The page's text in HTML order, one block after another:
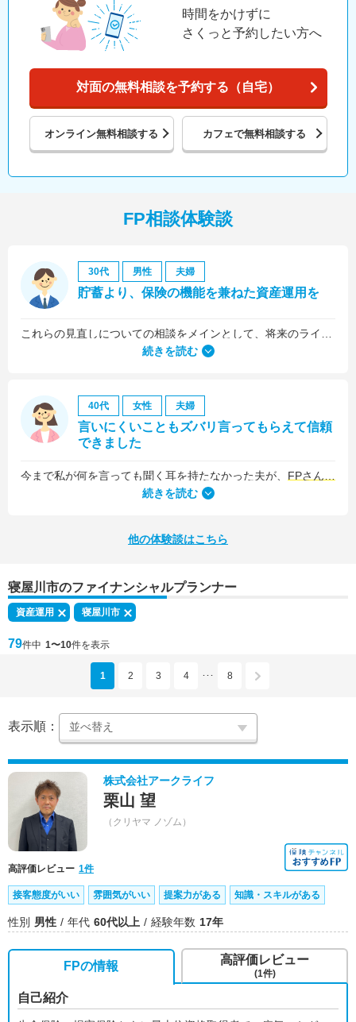
時間をかけずに
さくっと予約したい方へ
対面の無料相談を予約する（自宅）
オンライン無料相談する カフェで無料相談する
FP相談体験談
30代 男性 夫婦
貯蓄より、保険の機能を兼ねた資産運用を
続きを読む
40代 女性 夫婦
言いにくいこともズバリ言ってもらえて信頼
できました
今まで私が何を言っても聞く耳を持たなかった夫が、 FPさんの提案はプロの意見として素直に聞き入れてくれました
続きを読む
他の体験談はこちら
寝屋川市のファイナンシャルプランナー
資産運用 寝屋川市
79件中 1〜10件を表示
1 2 3 4 ･･･ 8
表示順：
株式会社アークライフ
栗山 望
（クリヤマ ノゾム）
高評価レビュー 1件
接客態度がいい 雰囲気がいい 提案力がある 知識・スキルがある
性別 男性 年代 60代以上 経験年数 17年
FPの情報
自己紹介
高評価レビュー
(1件)